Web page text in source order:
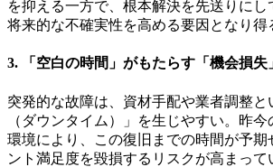
を抑える一方で、根本解決を先送りにし
将来的な不確実性を高める要因となり得
3. 「空白の時間」がもたらす「機会損失
突発的な故障は、資材手配や業者調整と
（ダウンタイム）」を生じやすい。昨
環境により、この復旧までの時間が予期
ント満足度を毀損するリスクが高まって